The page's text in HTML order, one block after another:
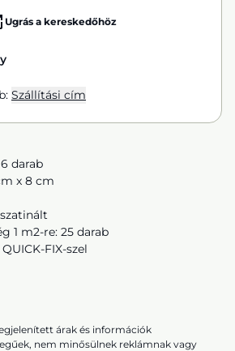
Ugrás a kereskedőhöz
Szállítási cím
darab
x 8 cm
1 m2-re: 25 darab
FIX-szel
árak és információk
nem minősülnek reklámnak vagy